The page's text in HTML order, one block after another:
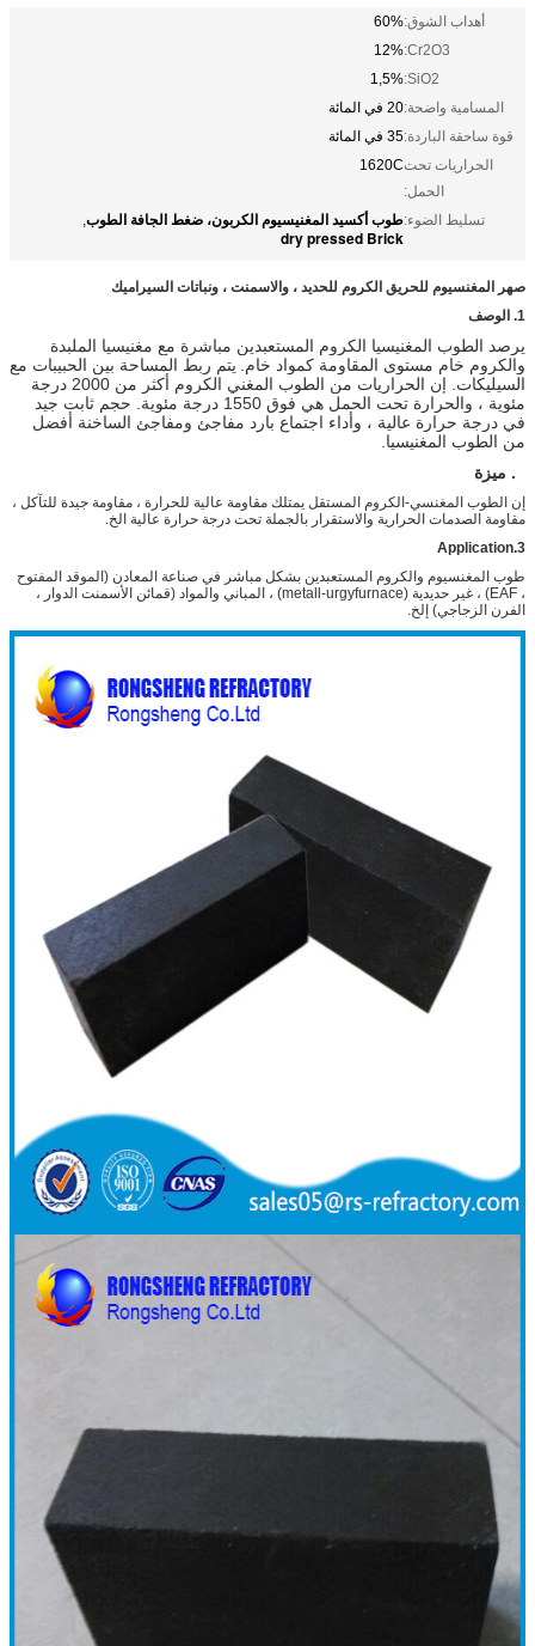
أهداب الشوق:60%
Cr2O3:
12%
SiO2:
1,5%
المسامية واضحة:20 في المائة
قوة ساحقة الباردة:35 في المائة
الحراريات تحت
الحمل:
1620C
تسليط الضوء:طوب أكسيد المغنيسيوم الكربون، ضغط الجافة الطوب,
dry pressed Brick
صهر المغنسيوم للحريق الكروم للحديد ، والاسمنت ، ونباتات السيراميك
1. الوصف
يرصد الطوب المغنيسيا الكروم المستعبدين مباشرة مع مغنيسيا الملبدة
والكروم خام مستوى المقاومة كمواد خام. يتم ربط المساحة بين الحبيبات مع
السيليكات. إن الحراريات من الطوب المغني الكروم أكثر من 2000 درجة
مئوية ، والحرارة تحت الحمل هي فوق 1550 درجة مئوية. حجم ثابت جيد
في درجة حرارة عالية ، وأداء اجتماع بارد مفاجئ ومفاجئ الساخنة أفضل
من الطوب المغنيسيا.
إن الطوب المغنسي-الكروم المستقل يمتلك مقاومة عالية للحرارة ، مقاومة جيدة للتآكل ،
مقاومة الصدمات الحرارية والاستقرار بالجملة تحت درجة حرارة عالية الخ.
3.Application
طوب المغنسيوم والكروم المستعبدين بشكل مباشر في صناعة المعادن (الموقد المفتوح
، EAF) ، غير حديدية (metall-urgyfurnace) ، المباني والمواد (قمائن الأسمنت الدوار ،
الفرن الزجاجي) إلخ.